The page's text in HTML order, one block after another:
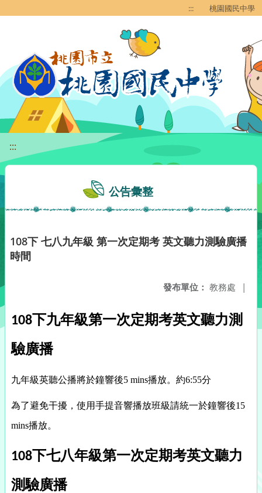
::: 桃園國民中學
:::
公告彙整
108下 七八九年級 第一次定期考 英文聽力測驗廣播
時間
發布單位： 教務處 |
108下九年級第一次定期考英文聽力測
驗廣播
九年級英聽公播將於鐘響後5 mins播放。約6:55分
為了避免干擾，使用手提音響播放班級請統一於鐘響後15
mins播放。
108下七八年級第一次定期考英文聽力
測驗廣播